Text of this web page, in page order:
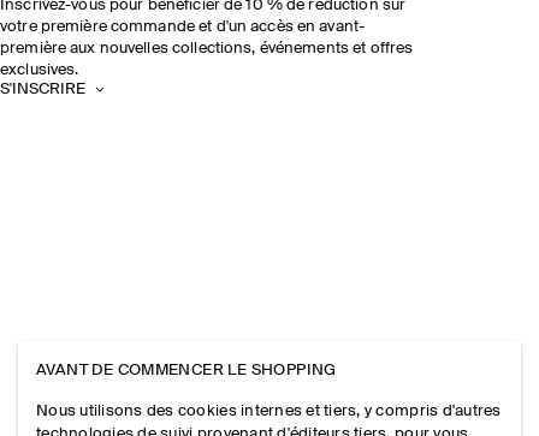
Inscrivez-vous pour bénéficier de 10 % de réduction sur
votre première commande et d'un accès en avant-
première aux nouvelles collections, événements et offres
exclusives.
S'INSCRIRE
AVANT DE COMMENCER LE SHOPPING
Nous utilisons des cookies internes et tiers, y compris d'autres